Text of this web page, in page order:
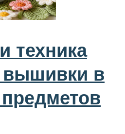
техника
вышивки в